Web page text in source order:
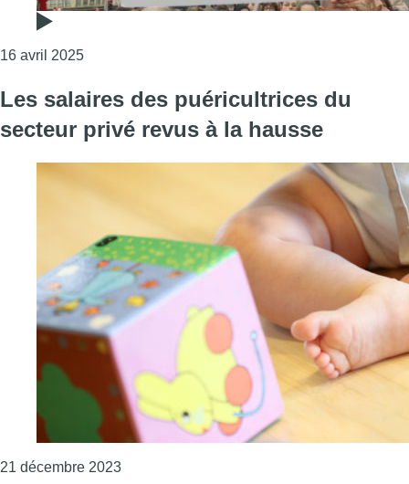
16 avril 2025Consulter l'article "Le secteur de la petite
Les salaires des puéricultrices du
secteur privé revus à la hausse
21 décembre 2023Consulter l'article "Les salaires des